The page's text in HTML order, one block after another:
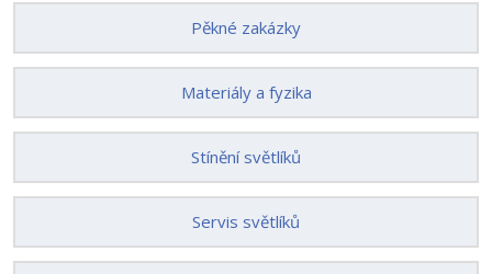
Pěkné zakázky
Materiály a fyzika
Stínění světlíků
Servis světlíků